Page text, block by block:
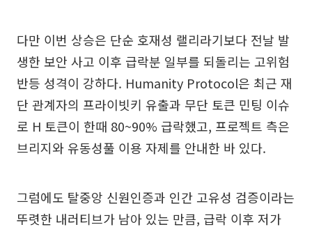
다만 이번 상승은 단순 호재성 랠리라기보다 전날 발
생한 보안 사고 이후 급락분 일부를 되돌리는 고위험
반등 성격이 강하다. Humanity Protocol은 최근 재
단 관계자의 프라이빗키 유출과 무단 토큰 민팅 이슈
로 H 토큰이 한때 80~90% 급락했고, 프로젝트 측은
브리지와 유동성풀 이용 자제를 안내한 바 있다.
그럼에도 탈중앙 신원인증과 인간 고유성 검증이라는
뚜렷한 내러티브가 남아 있는 만큼, 급락 이후 저가